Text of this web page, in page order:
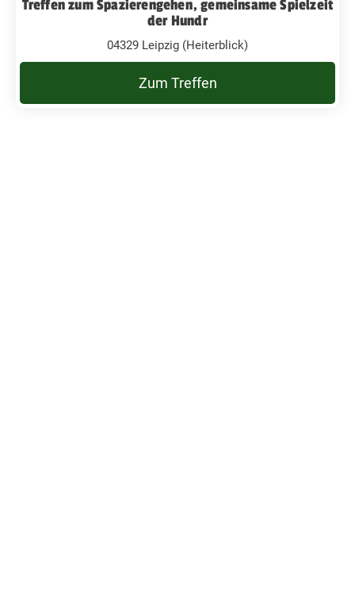
Treffen zum Spazierengehen, gemeinsame Spielzeit
der Hundr
04329 Leipzig (Heiterblick)
Zum Treffen